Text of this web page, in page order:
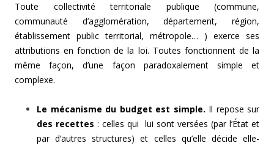
Toute collectivité territoriale publique (commune,
communauté d’agglomération, département, région,
établissement public territorial, métropole… ) exerce ses
attributions en fonction de la loi. Toutes fonctionnent de la
même façon, d’une façon paradoxalement simple et
complexe.
Le mécanisme du budget est simple. Il repose sur
des recettes : celles qui lui sont versées (par l’État et
par d’autres structures) et celles qu’elle décide elle-